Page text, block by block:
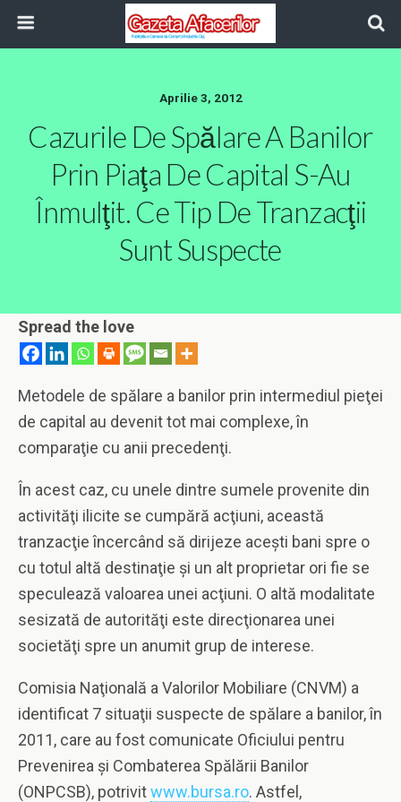
Aprilie 3, 2012
Cazurile De Spălare A Banilor
Prin Piaţa De Capital S-Au
Înmulţit. Ce Tip De Tranzacţii
Sunt Suspecte
Spread the love
Metodele de spălare a banilor prin intermediul pieţei
de capital au devenit tot mai complexe, în
comparaţie cu anii precedenţi.
În acest caz, cu unele dintre sumele provenite din
activităţi ilicite se cumpără acţiuni, această
tranzacţie încercând să dirijeze aceşti bani spre o
cu totul altă destinaţie şi un alt proprietar ori fie se
speculează valoarea unei acţiuni. O altă modalitate
sesizată de autorităţi este direcţionarea unei
societăţi spre un anumit grup de interese.
Comisia Naţională a Valorilor Mobiliare (CNVM) a
identificat 7 situaţii suspecte de spălare a banilor, în
2011, care au fost comunicate Oficiului pentru
Prevenirea şi Combaterea Spălării Banilor
(ONPCSB), potrivitwww.bursa.ro. Astfel,